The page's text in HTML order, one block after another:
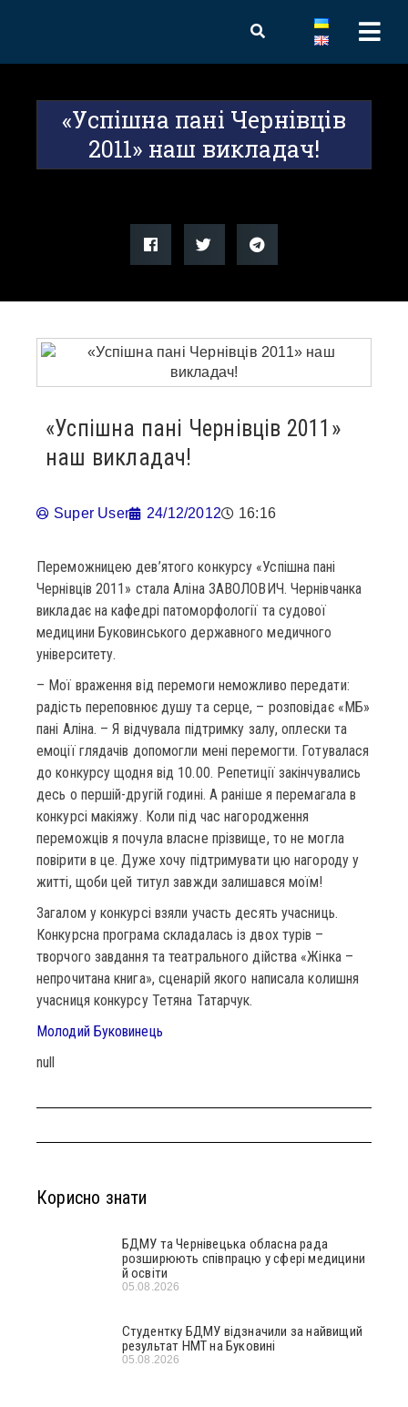
«Успішна пані Чернівців
2011» наш викладач!
«Успішна пані Чернівців 2011»
наш викладач!
Super User 24/12/2012 16:16
Переможницею дев’ятого конкурсу «Успішна пані
Чернівців 2011» стала Аліна ЗАВОЛОВИЧ. Чернівчанка
викладає на кафедрі патоморфології та судової
медицини Буковинського державного медичного
університету.
– Мої враження від перемоги неможливо передати:
радість переповнює душу та серце, – розповідає «МБ»
пані Аліна. – Я відчувала підтримку залу, оплески та
емоції глядачів допомогли мені перемогти. Готувалася
до конкурсу щодня від 10.00. Репетиції закінчувались
десь о першій-другій годині. А раніше я перемагала в
конкурсі макіяжу. Коли під час нагородження
переможців я почула власне прізвище, то не могла
повірити в це. Дуже хочу підтримувати цю нагороду у
житті, щоби цей титул завжди залишався моїм!
Загалом у конкурсі взяли участь десять учасниць.
Конкурсна програма складалась із двох турів –
творчого завдання та театрального дійства «Жінка –
непрочитана книга», сценарій якого написала колишня
учасниця конкурсу Тетяна Татарчук.
Молодий Буковинець
null
Корисно знати
БДМУ та Чернівецька обласна рада
розширюють співпрацю у сфері медицини
й освіти
05.08.2026
Студентку БДМУ відзначили за найвищий
результат НМТ на Буковині
05.08.2026